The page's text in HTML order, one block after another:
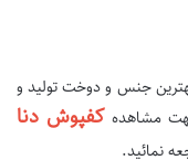
جنس و دوخت تولید و
مشاهده کفپوش دنا